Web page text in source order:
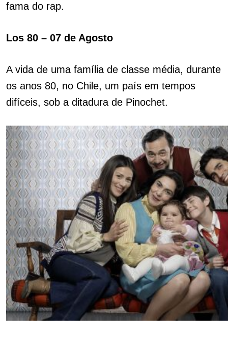
fama do rap.
Los 80 – 07 de Agosto
A vida de uma família de classe média, durante
os anos 80, no Chile, um país em tempos
difíceis, sob a ditadura de Pinochet.